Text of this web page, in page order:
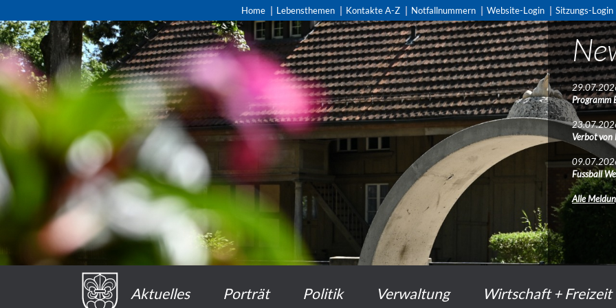
Home Lebensthemen Kontakte A-Z Notfallnummern Website-Login Sitzungs-Login
Programm
Verbot von
Fussball
Alle
Programm
Verbot von
Fussball
Alle
Aktuelles Porträt Politik Verwaltung Wirtschaft + Freizeit